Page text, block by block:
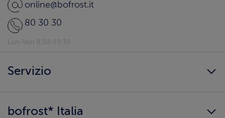
online@bofrost.it
80 30 30
Servizio
Presenta un amico
bofrost* Italia